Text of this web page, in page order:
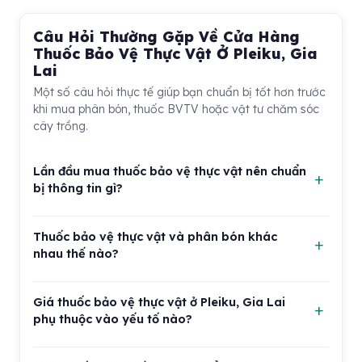
Câu Hỏi Thường Gặp Về Cửa Hàng
Thuốc Bảo Vệ Thực Vật Ở Pleiku, Gia
Lai
Một số câu hỏi thực tế giúp bạn chuẩn bị tốt hơn trước
khi mua phân bón, thuốc BVTV hoặc vật tư chăm sóc
cây trồng.
Lần đầu mua thuốc bảo vệ thực vật nên chuẩn
bị thông tin gì?
biểu hiện sâu bệnh và diện tích cần xử lý. Nếu có thể,
hãy chụp rõ lá, thân, quả hoặc vùng bị hại để người
cây bị bệnh vì mỗi loại sâu, nấm hoặc thiếu dinh dưỡng
cần hướng xử lý khác nhau. Khi nhận sản phẩm, hãy
Thuốc bảo vệ thực vật và phân bón khác
nhau thế nào?
trưởng, ra rễ, phát lá, ra hoa hoặc nuôi trái. Thuốc bảo
vệ thực vật dùng để phòng trừ hoặc xử lý các vấn đề
Giá thuốc bảo vệ thực vật ở Pleiku, Gia Lai
phụ thuộc vào yếu tố nào?